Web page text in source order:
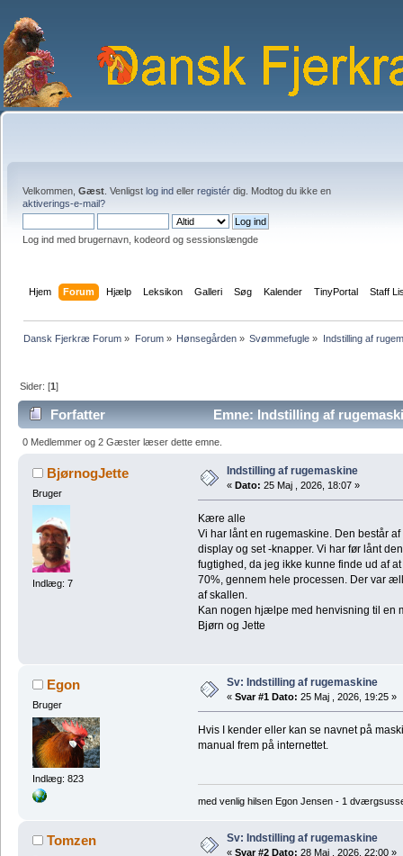
Velkommen, Gæst . Venligst log ind eller registér dig. Modtog du ikke en
aktiverings-e-mail?
Log ind med brugernavn, kodeord og sessionslængde
Hjem Forum Hjælp Leksikon Galleri Søg Kalender TinyPortal Staff
Dansk Fjerkræ Forum » Forum» Hønsegården» Svømmefugle » Indstilling af
Sider: [1]
Forfatter Emne: Indstilling af
0 Medlemmer og 2 Gæster læser dette emne.
BjørnogJette
Bruger
Indlæg: 7
Indstilling af rugemaskine
« Dato: 25 Maj , 2026, 18:07 »
Kære alle
Vi har lånt en rugemaskine. Den består
display og set -knapper. Vi har før lånt
fugtighed, da jeg ikke kunne finde ud af
70%, gennem hele processen. Der var
af skallen.
Kan nogen hjælpe med henvisning til en
Bjørn og Jette
Egon
Bruger
Indlæg: 823
Sv: Indstilling af rugemaskine
« Svar #1 Dato: 25 Maj , 2026, 19:25 »
Hvis I kender eller kan se navnet på
manual frem på internettet.
med venlig hilsen Egon Jensen - 1
Tomzen Sv: Indstilling af rugemaskine
« Svar #2 Dato: 28 Maj , 2026, 22:00 »